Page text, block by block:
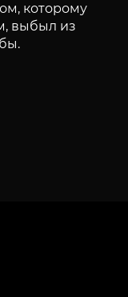
которому
выбыл из